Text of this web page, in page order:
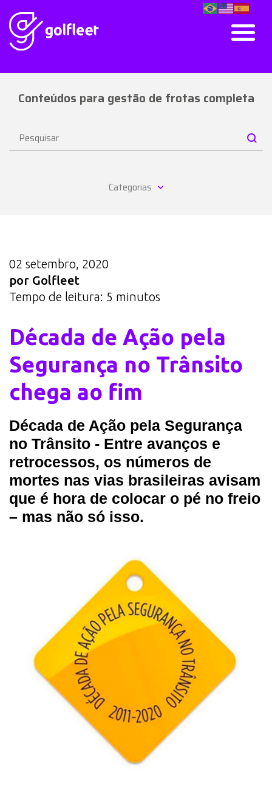
Conteúdos para gestão de frotas completa
Categorias
02 setembro, 2020
por Golfleet
Tempo de leitura: 5 minutos
Década de Ação pela
Segurança no Trânsito
chega ao fim
Década de Ação pela Segurança
no Trânsito - Entre avanços e
retrocessos, os números de
mortes nas vias brasileiras avisam
que é hora de colocar o pé no freio
– mas não só isso.